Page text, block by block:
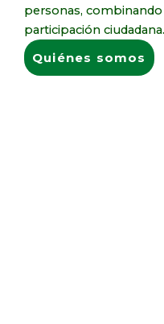
personas, combinando
participación ciudadana.
Quiénes somos